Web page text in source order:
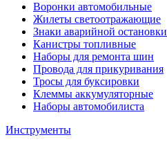
Воронки автомобильные
Жилеты светоотражающие
Знаки аварийной остановки
Канистры топливные
Наборы для ремонта шин
Провода для прикуривания
Тросы для буксировки
Клеммы аккумуляторные
Наборы автомобилиста
Инструменты